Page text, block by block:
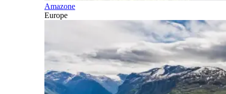
Amazone
Europe